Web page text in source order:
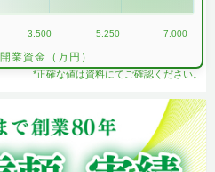
3,500 5,250 7,000
開業資金（万円）
*正確な値は資料にてご確認ください。